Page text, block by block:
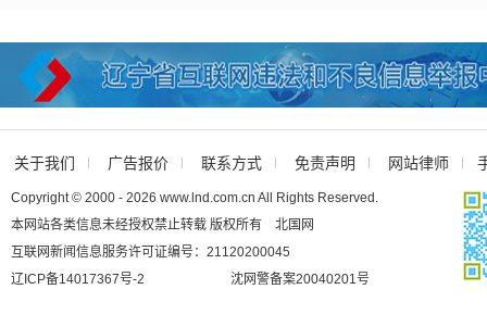
关于我们 广告报价 联系方式 免责声明 网站律师
Copyright © 2000 - 2026 www.lnd.com.cn All Rights Reserved.
本网站各类信息未经授权禁止转载 版权所有 北国网
互联网新闻信息服务许可证编号：21120200045
辽ICP备14017367号-2
沈网警备案20040201号